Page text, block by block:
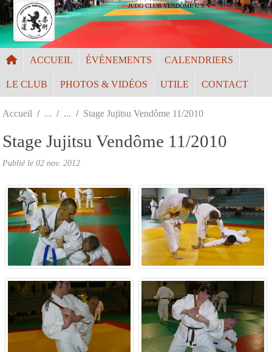
JUDO CLUB VENDÔME U.S.V.
ACCUEIL ÉVÈNEMENTS CALENDRIERS
LE CLUB PHOTOS & VIDÉOS UTILE CONTACT
Accueil Stage Jujitsu Vendôme 11/2010
Stage Jujitsu Vendôme 11/2010
Publié le 02 nov. 2012
Panneau de gestion des cookies